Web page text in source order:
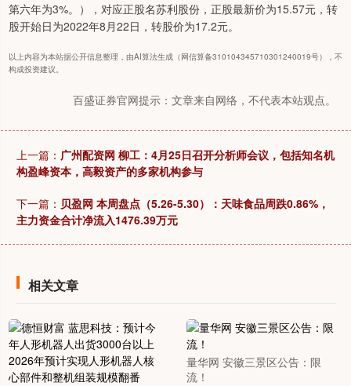
第六年为3%。），对应正股名苏利股份，正股最新价为15.57元，转
股开始日为2022年8月22日，转股价为17.2元。
以上内容为本站据公开信息整理，由AI算法生成（网信算备310104345710301240019号），不
构成投资建议。
百盛证券官网提示：文章来自网络，不代表本站观点。
上一篇： 广州配资网 柳工：4月25日召开分析师会议，包括知名机
构盈峰资本，高毅资产的多家机构参与
下一篇： 贝盈网 本周盘点（5.26-5.30）：天味食品周跌0.86%，
主力资金合计净流入1476.39万元
相关文章
量华网 安徽三景区公告：限
流！